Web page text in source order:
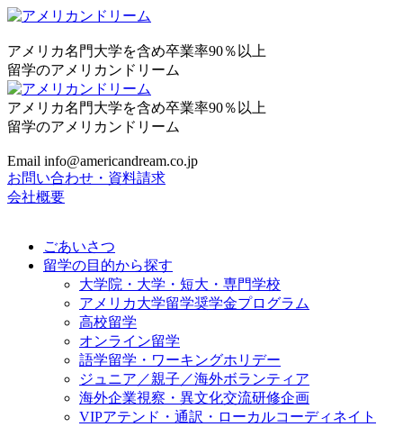
アメリカ名門大学を含め卒業率90％以上
留学のアメリカンドリーム
アメリカ名門大学を含め卒業率90％以上
留学のアメリカンドリーム
Email info@americandream.co.jp
お問い合わせ・資料請求
会社概要
ごあいさつ
留学の目的から探す
大学院・大学・短大・専門学校
アメリカ大学留学奨学金プログラム
高校留学
オンライン留学
語学留学・ワーキングホリデー
ジュニア／親子／海外ボランティア
海外企業視察・異文化交流研修企画
VIPアテンド・通訳・ローカルコーディネイト